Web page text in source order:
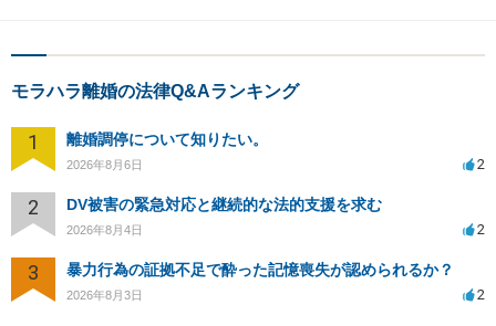
モラハラ離婚の法律Q&Aランキング
1 離婚調停について知りたい。
2026年8月6日 2
2 DV被害の緊急対応と継続的な法的支援を求む
2026年8月4日 2
3 暴力行為の証拠不足で酔った記憶喪失が認められるか？
2026年8月3日 2